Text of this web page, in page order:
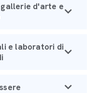
gallerie d'arte e
e laboratori di